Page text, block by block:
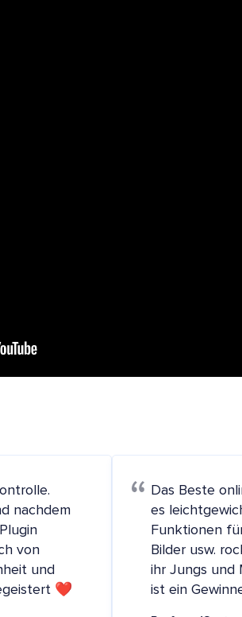
nachdem
von
und
❤️
Das Beste
es
Funktionen
Bilder usw.
ihr Jungs und
ist ein